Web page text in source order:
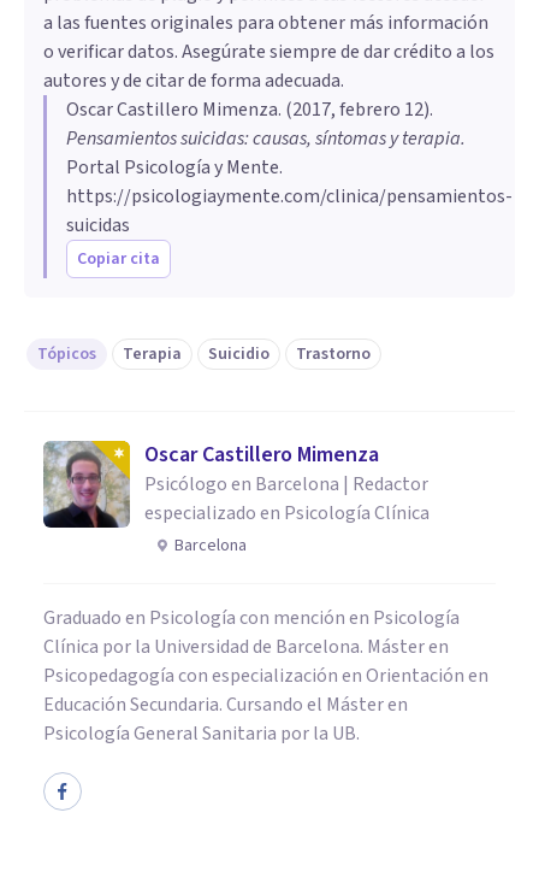
a las fuentes originales para obtener más información
o verificar datos. Asegúrate siempre de dar crédito a los
autores y de citar de forma adecuada.
Oscar Castillero Mimenza. (2017, febrero 12).
Pensamientos suicidas: causas, síntomas y terapia.
Portal Psicología y Mente.
https://psicologiaymente.com/clinica/pensamientos-
suicidas
Copiar cita
Tópicos Terapia Suicidio Trastorno
Oscar Castillero Mimenza
Psicólogo en Barcelona | Redactor
especializado en Psicología Clínica
Barcelona
Graduado en Psicología con mención en Psicología
Clínica por la Universidad de Barcelona. Máster en
Psicopedagogía con especialización en Orientación en
Educación Secundaria. Cursando el Máster en
Psicología General Sanitaria por la UB.